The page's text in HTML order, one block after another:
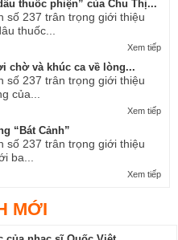
thuốc phiện” của Chu Thị...
số 237 trân trọng giới thiệu
thuốc...
Xem tiếp
chờ và khúc ca về lòng...
số 237 trân trọng giới thiệu
của...
Xem tiếp
“Bát Cảnh”
số 237 trân trọng giới thiệu
ba...
Xem tiếp
MỚI